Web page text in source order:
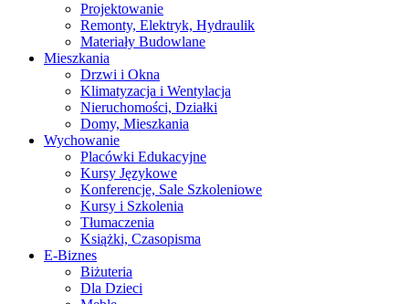
Projektowanie
Remonty, Elektryk, Hydraulik
Materiały Budowlane
Mieszkania
Drzwi i Okna
Klimatyzacja i Wentylacja
Nieruchomości, Działki
Domy, Mieszkania
Wychowanie
Placówki Edukacyjne
Kursy Językowe
Konferencje, Sale Szkoleniowe
Kursy i Szkolenia
Tłumaczenia
Książki, Czasopisma
E-Biznes
Biżuteria
Dla Dzieci